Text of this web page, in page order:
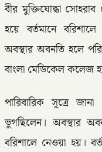
বীর মুক্তিযোদ্ধা
হয়ে বর্তমানে
অবস্থার অবনতি হলে
বাংলা মেডিকেল কলেজ
পারিবারিক সূত্রে
ভুগছিলেন। অবস্থার
বরিশালে নেওয়া হয়।